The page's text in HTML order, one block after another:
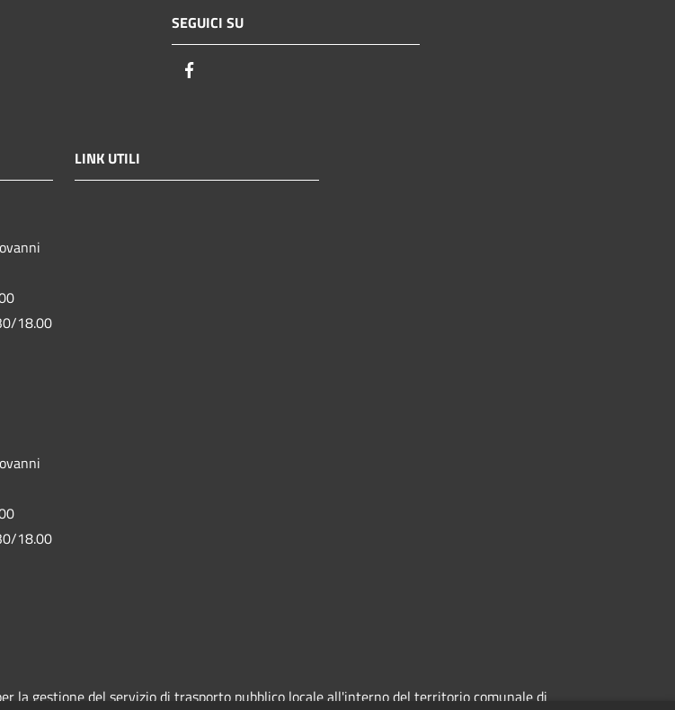
SEGUICI SU
18.00
18.00
LINK UTILI
la gestione del servizio di trasporto pubblico locale all'interno del territorio comunale di